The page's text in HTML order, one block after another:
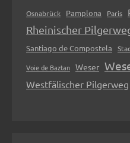
Osnabrück Pamplona Paris
Rheinischer
Santiago de Compostela
Voie de Baztan Weser
Westfälischer Pilgerweg